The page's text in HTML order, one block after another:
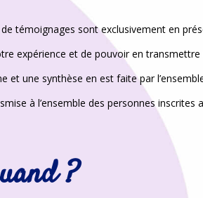
témoignages sont exclusivement en
expérience et de pouvoir en
et une synthèse en est faite par
à l’ensemble des personnes inscrites
?